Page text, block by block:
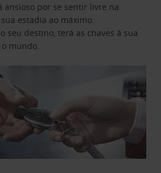
ansioso por se sentir livre na
estadia ao máximo.
seu destino, terá as chaves à sua
mundo.